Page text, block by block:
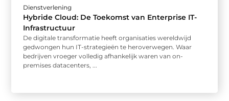
Dienstverlening
Hybride Cloud: De Toekomst van Enterprise IT-
Infrastructuur
De digitale transformatie heeft organisaties wereldwijd
gedwongen hun IT-strategieën te heroverwegen. Waar
bedrijven vroeger volledig afhankelijk waren van on-
premises datacenters, ...